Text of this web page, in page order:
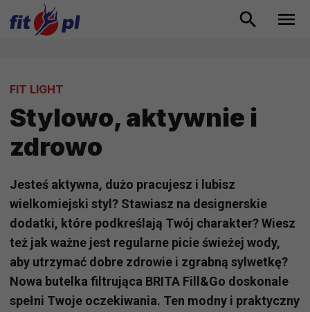
FIT LIGHT
Stylowo, aktywnie i
zdrowo
Jesteś aktywna, dużo pracujesz i lubisz
wielkomiejski styl? Stawiasz na designerskie
dodatki, które podkreślają Twój charakter? Wiesz
też jak ważne jest regularne picie świeżej wody,
aby utrzymać dobre zdrowie i zgrabną sylwetkę?
Nowa butelka filtrująca BRITA Fill&Go doskonale
spełni Twoje oczekiwania. Ten modny i praktyczny